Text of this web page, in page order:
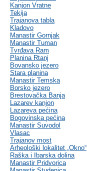
Kanjon Vratne
Tekija
Trajanova tabla
Kladovo
Manastir Gornjak
Manastir Tuman
Tvrđava Ram
Planina Rtanj
Bovansko jezero
Stara planina
Manastir Temska
Borsko jezero
Brestovačka Banja
Lazarev kanjon
Lazareva pećina
Bogovinska pećina
Manastir Suvodol
Vlasac
Trajanov most
Arheološki lokalitet „Okno“
Raška i Ibarska dolina
Manastir Pridvorica